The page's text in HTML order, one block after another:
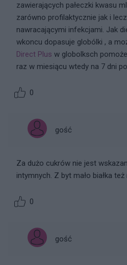
zawierających pałeczki kwasu
zarówno profilaktycznie jak i
nawracającymi infekcjami. Jak
wkoncu dopasuje globólki , a
Direct Plus w globolksch
raz w miesiącu wtedy na 7 dni
0
gość
Za dużo cukrów nie jest
intymnych. Z byt mało białka
0
gość